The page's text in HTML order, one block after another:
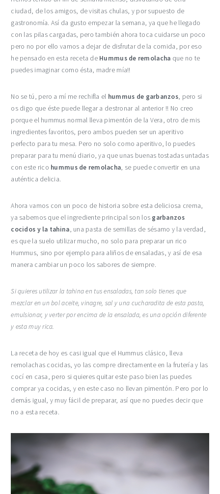
ciudad, de los amigos, de visitas chulas, y por supuesto de
gastronomía. Así da gusto empezar la semana, ya que he llegado
con las pilas cargadas, pero también ahora toca cuidarse un poco
pero no por ello vamos a dejar de disfrutar de la comida, por eso
he pensado en esta receta deHummus de remolacha que no te
puedes imaginar como ésta, madre mía!!
No se tú, pero a mí me rechifla el hummus de garbanzos, pero si
os digo que éste puede llegar a destronar al anterior !! No creo
porque el hummus normal lleva pimentón de la Vera, otro de mis
ingredientes favoritos, pero ambos pueden ser un aperitivo
perfecto para tu mesa. Pero no solo como aperitivo, lo puedes
preparar para tu menú diario, ya que unas buenas tostadas untadas
con este rico hummus de remolacha, se puede convertir en una
auténtica delicia.
Ahora vamos con un poco de historia sobre esta deliciosa crema,
ya sabemos que el ingrediente principal son los garbanzos
cocidos y la tahina, una pasta de semillas de sésamo y la verdad,
es que la suelo utilizar mucho, no solo para preparar un rico
Hummus, sino por ejemplo para aliños de ensaladas, y así de esa
manera cambiar un poco los sabores de siempre.
Si quieres utilizar la tahina en tus ensaladas, tan solo tienes que
mezclar en un bol aceite, vinagre, sal y una cucharadita de esta pasta,
emulsionar, y verter por encima de la ensalada, es una opción diferente
y esta muy rica.
La receta de hoy es casi igual que el Hummus clásico, lleva
remolachas cocidas, yo las compre directamente en la frutería y las
cocí en casa, pero si quieres quitar este paso bien las puedes
comprar ya cocidas, y en este caso no llevan pimentón. Pero por lo
demás igual, y muy fácil de preparar, así que no puedes decir que
no a esta receta.